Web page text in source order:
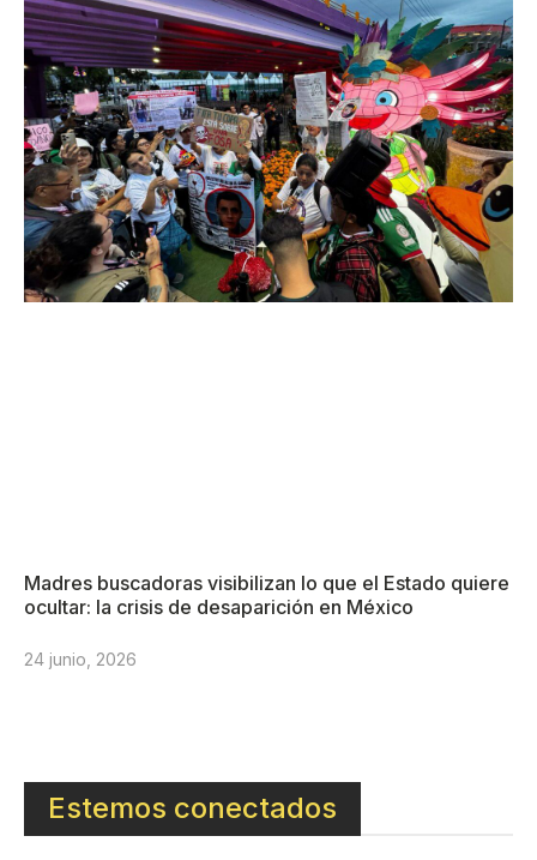
Madres buscadoras visibilizan lo que el Estado quiere
ocultar: la crisis de desaparición en México
24 junio, 2026
Estemos conectados